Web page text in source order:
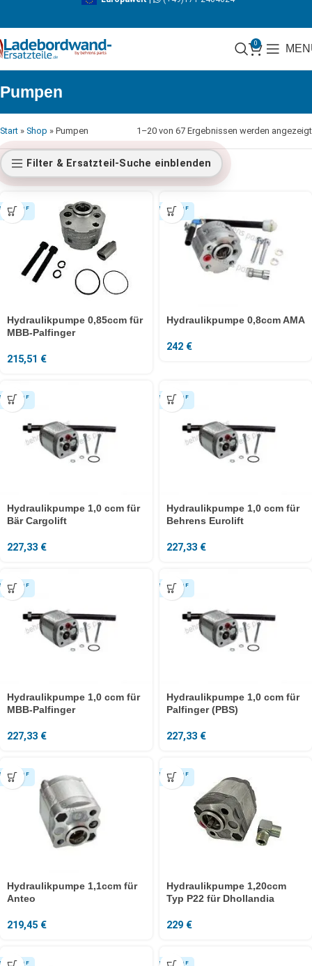
0
Pumpen
Start » Shop » Pumpen 1–20 von 67 Ergebnissen werden angezeigt
Filter & Ersatzteil-Suche einblenden
Hydraulikpumpe 0,85ccm für
MBB-Palfinger
215,51 €
Hydraulikpumpe 0,8ccm AMA
242 €
Hydraulikpumpe 1,0 ccm für
Bär Cargolift
227,33 €
Hydraulikpumpe 1,0 ccm für
Behrens Eurolift
227,33 €
Hydraulikpumpe 1,0 ccm für
MBB-Palfinger
227,33 €
Hydraulikpumpe 1,0 ccm für
Palfinger (PBS)
227,33 €
Hydraulikpumpe 1,1ccm für
Anteo
219,45 €
Hydraulikpumpe 1,20ccm
Typ P22 für Dhollandia
229 €